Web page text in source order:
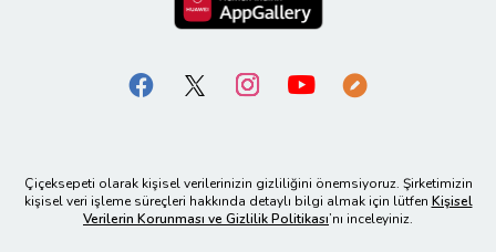
Çiçeksepeti olarak kişisel verilerinizin gizliliğini önemsiyoruz. Şirketimizin
kişisel veri işleme süreçleri hakkında detaylı bilgi almak için lütfen Kişisel
Verilerin Korunması ve Gizlilik Politikası’nı inceleyiniz.